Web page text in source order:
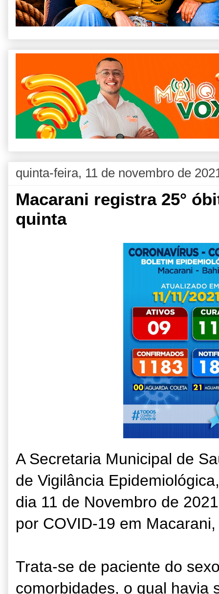
quinta-feira, 11 de novembro de
Macarani registra 25°
quinta
A Secretaria Municipal de
de Vigilância
dia 11 de Novembro de
por COVID-19 em
Trata-se de paciente do
comorbidades, o qual havia